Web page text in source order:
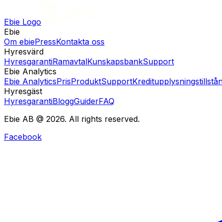
Ebie Logo
Ebie
Om ebiePressKontakta oss
Hyresvärd
HyresgarantiRamavtalKunskapsbankSupport
Ebie Analytics
Ebie AnalyticsPrisProduktSupport
Hyresgäst
HyresgarantiBloggGuiderFAQ
Ebie AB @ 2026. All rights reserved.
Facebook